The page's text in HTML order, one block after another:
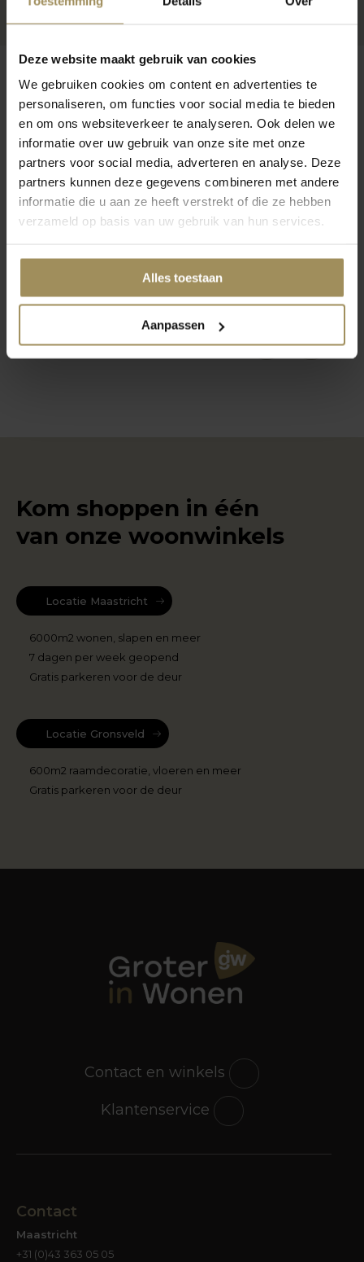
Deze website maakt gebruik van cookies
We gebruiken cookies om content en advertenties te
personaliseren, om functies voor social media te bieden
en om ons websiteverkeer te analyseren. Ook delen we
informatie over uw gebruik van onze site met onze
partners voor social media, adverteren en analyse. Deze
partners kunnen deze gegevens combineren met andere
informatie die u aan ze heeft verstrekt of die ze hebben
verzameld op basis van uw gebruik van hun services.
Alles toestaan
Aanpassen
Op zoek naar meer inspiratie?
Kom shoppen in één
van onze woonwinkels
Locatie Maastricht
6000m2 wonen, slapen en meer
7 dagen per week geopend
Gratis parkeren voor de deur
Locatie Gronsveld
600m2 raamdecoratie, vloeren en meer
Gratis parkeren voor de deur
Contact en winkels
Klantenservice
Contact
Maastricht
+31 (0)43 363 05 05